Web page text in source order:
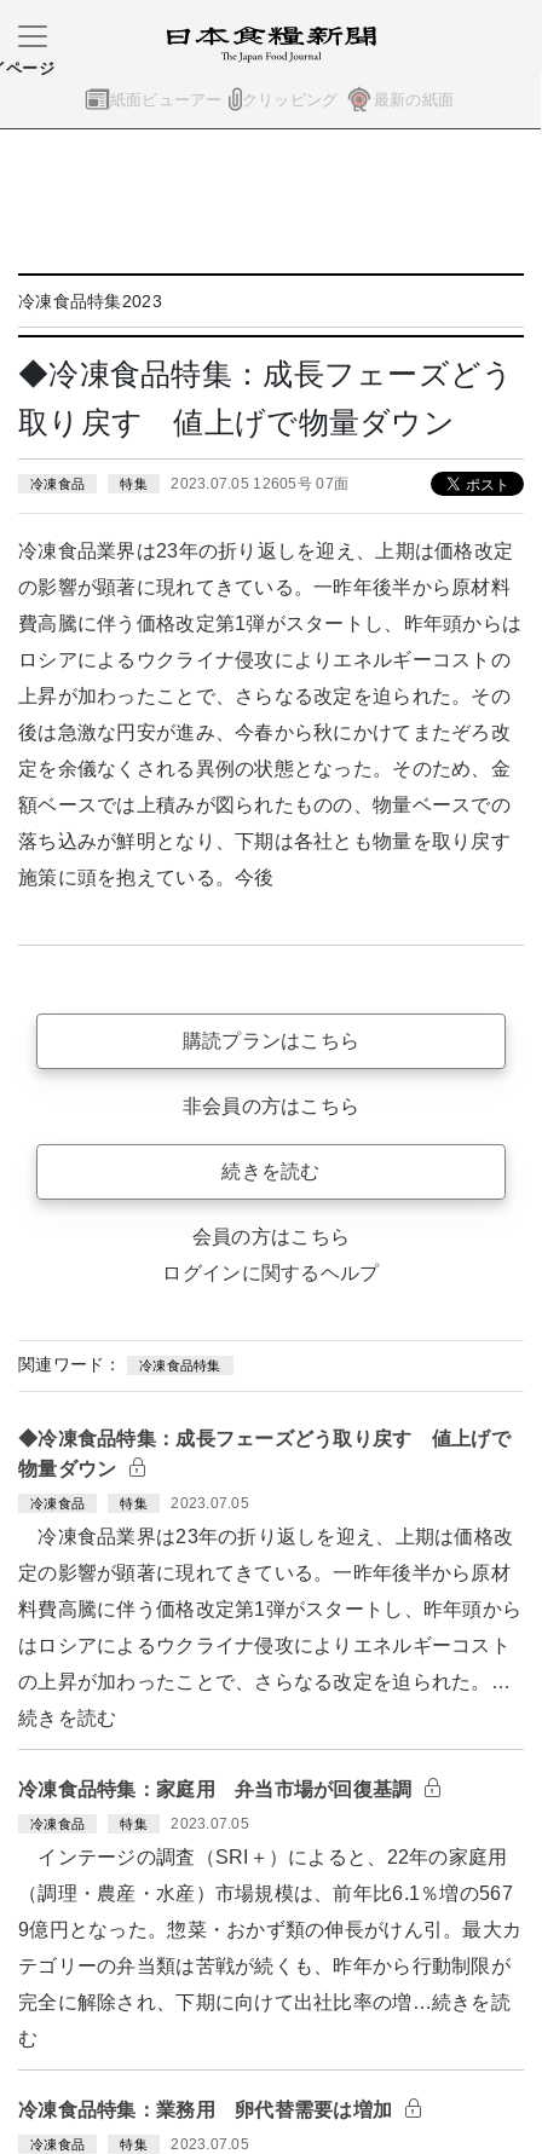
紙面ビューアー クリッピング 最新の紙面
ページ
冷凍食品特集2023
◆冷凍食品特集：成長フェーズどう
取り戻す 値上げで物量ダウン
冷凍食品 特集 2023.07.05 12605号 07面
冷凍食品業界は23年の折り返しを迎え、上期は価格改定
の影響が顕著に現れてきている。一昨年後半から原材料
費高騰に伴う価格改定第1弾がスタートし、昨年頭からは
ロシアによるウクライナ侵攻によりエネルギーコストの
上昇が加わったことで、さらなる改定を迫られた。その
後は急激な円安が進み、今春から秋にかけてまたぞろ改
定を余儀なくされる異例の状態となった。そのため、金
額ベースでは上積みが図られたものの、物量ベースでの
落ち込みが鮮明となり、下期は各社とも物量を取り戻す
施策に頭を抱えている。今後
購読プランはこちら
非会員の方はこちら
続きを読む
会員の方はこちら
ログインに関するヘルプ
関連ワード： 冷凍食品特集
◆冷凍食品特集：成長フェーズどう取り戻す 値上げで
物量ダウン
冷凍食品 特集 2023.07.05
冷凍食品業界は23年の折り返しを迎え、上期は価格改
定の影響が顕著に現れてきている。一昨年後半から原材
料費高騰に伴う価格改定第1弾がスタートし、昨年頭から
はロシアによるウクライナ侵攻によりエネルギーコスト
の上昇が加わったことで、さらなる改定を迫られた。…
続きを読む
冷凍食品特集：家庭用 弁当市場が回復基調
冷凍食品 特集 2023.07.05
インテージの調査（SRI＋）によると、22年の家庭用
（調理・農産・水産）市場規模は、前年比6.1％増の567
9億円となった。惣菜・おかず類の伸長がけん引。最大カ
テゴリーの弁当類は苦戦が続くも、昨年から行動制限が
完全に解除され、下期に向けて出社比率の増…続きを読
む
冷凍食品特集：業務用 卵代替需要は増加
冷凍食品 特集 2023.07.05